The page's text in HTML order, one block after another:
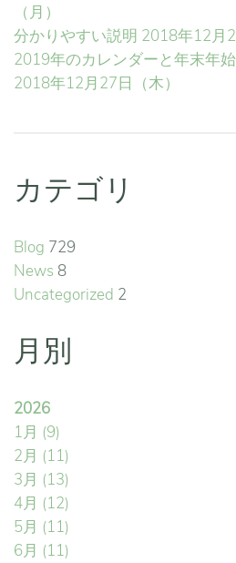
（月）
分かりやすい説明 2018年12月
2019年のカレンダーと年末年
2018年12月27日（木）
カテゴリ
Blog 729
News 8
Uncategorized 2
月別
2026
1月 (9)
2月 (11)
3月 (13)
4月 (12)
5月 (11)
6月 (11)